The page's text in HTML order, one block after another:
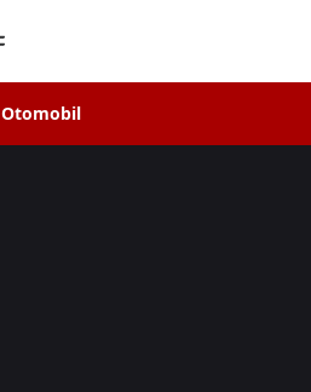
Otomobil